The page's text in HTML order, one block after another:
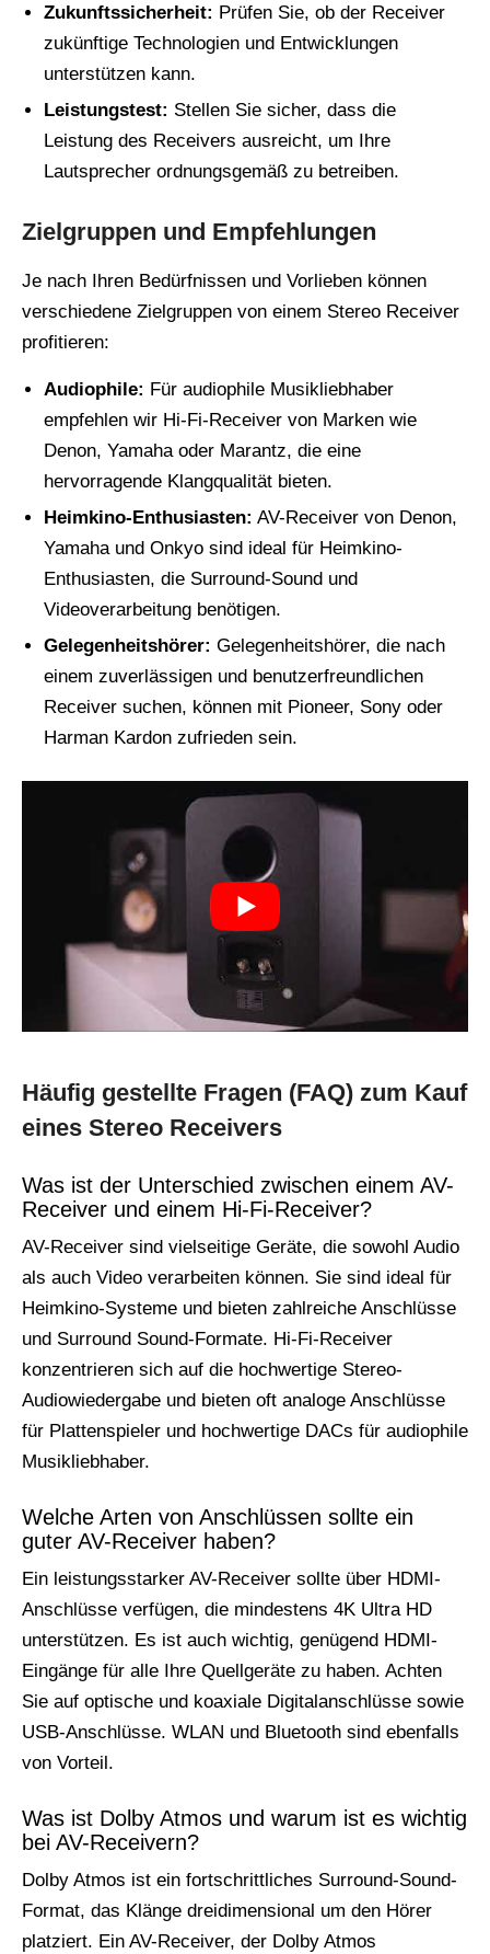
Zukunftssicherheit: Prüfen Sie, ob der Receiver
zukünftige Technologien und Entwicklungen
unterstützen kann.
Leistungstest: Stellen Sie sicher, dass die
Leistung des Receivers ausreicht, um Ihre
Lautsprecher ordnungsgemäß zu betreiben.
Zielgruppen und Empfehlungen
Je nach Ihren Bedürfnissen und Vorlieben können
verschiedene Zielgruppen von einem Stereo Receiver
profitieren:
Audiophile: Für audiophile Musikliebhaber
empfehlen wir Hi-Fi-Receiver von Marken wie
Denon, Yamaha oder Marantz, die eine
hervorragende Klangqualität bieten.
Heimkino-Enthusiasten: AV-Receiver von Denon,
Yamaha und Onkyo sind ideal für Heimkino-
Enthusiasten, die Surround-Sound und
Videoverarbeitung benötigen.
Gelegenheitshörer: Gelegenheitshörer, die nach
einem zuverlässigen und benutzerfreundlichen
Receiver suchen, können mit Pioneer, Sony oder
Harman Kardon zufrieden sein.
Häufig gestellte Fragen (FAQ) zum Kauf
eines Stereo Receivers
Was ist der Unterschied zwischen einem AV-
Receiver und einem Hi-Fi-Receiver?
AV-Receiver sind vielseitige Geräte, die sowohl Audio
als auch Video verarbeiten können. Sie sind ideal für
Heimkino-Systeme und bieten zahlreiche Anschlüsse
und Surround Sound-Formate. Hi-Fi-Receiver
konzentrieren sich auf die hochwertige Stereo-
Audiowiedergabe und bieten oft analoge Anschlüsse
für Plattenspieler und hochwertige DACs für audiophile
Musikliebhaber.
Welche Arten von Anschlüssen sollte ein
guter AV-Receiver haben?
Ein leistungsstarker AV-Receiver sollte über HDMI-
Anschlüsse verfügen, die mindestens 4K Ultra HD
unterstützen. Es ist auch wichtig, genügend HDMI-
Eingänge für alle Ihre Quellgeräte zu haben. Achten
Sie auf optische und koaxiale Digitalanschlüsse sowie
USB-Anschlüsse. WLAN und Bluetooth sind ebenfalls
von Vorteil.
Was ist Dolby Atmos und warum ist es wichtig
bei AV-Receivern?
Dolby Atmos ist ein fortschrittliches Surround-Sound-
Format, das Klänge dreidimensional um den Hörer
platziert. Ein AV-Receiver, der Dolby Atmos